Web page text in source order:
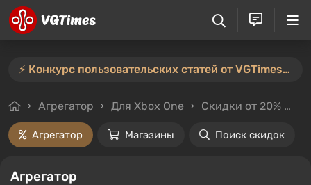
⚡️ Конкурс пользовательских статей от VGTimes продлён — участвуйте тут ⚡️
Агрегатор Для Xbox One Скидки от 20%
Агрегатор Магазины Поиск скидок
Агрегатор